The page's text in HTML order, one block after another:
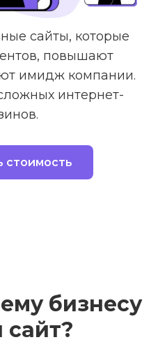
сайты, которые
повышают
имидж компании.
интернет-
стоимость
бизнесу